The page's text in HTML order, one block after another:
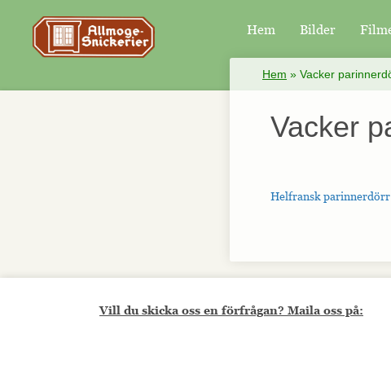
Hem Bilder
Hem » Vacker
Vacker
Helfransk
Vill du skicka oss en förfrågan? Maila oss på: